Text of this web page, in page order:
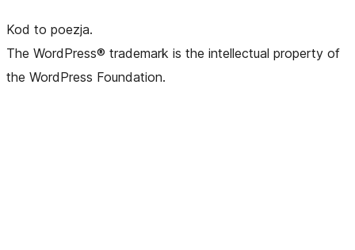
Kod to poezja.
The WordPress® trademark is the intellectual property of
the WordPress Foundation.